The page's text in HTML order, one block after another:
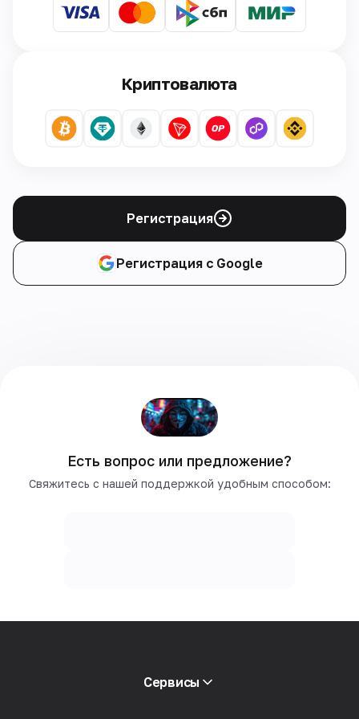
Криптовалюта
Регистрация
Регистрация с Google
Есть вопрос или предложение?
Свяжитесь с нашей поддержкой удобным способом:
Сервисы